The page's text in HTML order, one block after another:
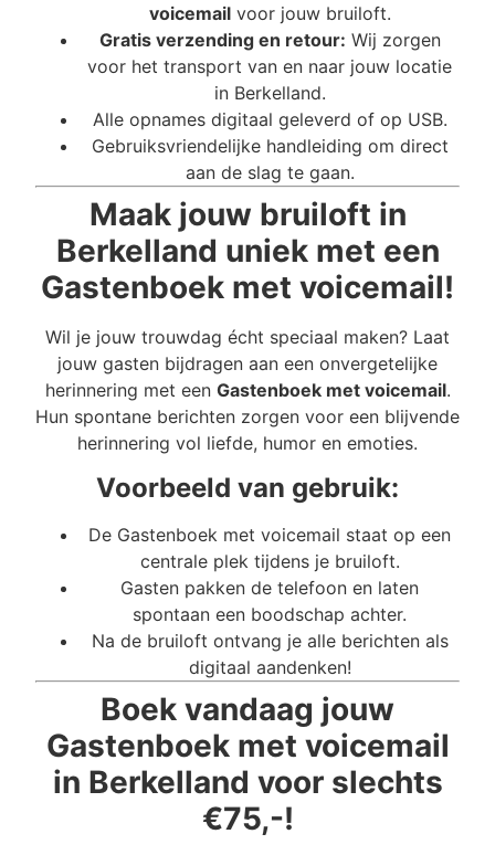
voicemailvoor jouw bruiloft.
Gratis verzending en retour: Wij zorgen
voor het transport van en naar jouw locatie
in Berkelland.
Alle opnames digitaal geleverd of op USB.
Gebruiksvriendelijke handleiding om direct
aan de slag te gaan.
Maak jouw bruiloft in
Berkelland uniek met een
Gastenboek met voicemail!
Wil je jouw trouwdag écht speciaal maken? Laat
jouw gasten bijdragen aan een onvergetelijke
herinnering met een Gastenboek met voicemail.
Hun spontane berichten zorgen voor een blijvende
herinnering vol liefde, humor en emoties.
Voorbeeld van gebruik:
De Gastenboek met voicemail staat op een
centrale plek tijdens je bruiloft.
Gasten pakken de telefoon en laten
spontaan een boodschap achter.
Na de bruiloft ontvang je alle berichten als
digitaal aandenken!
Boek vandaag jouw
Gastenboek met voicemail
in Berkelland voor slechts
€75,-!